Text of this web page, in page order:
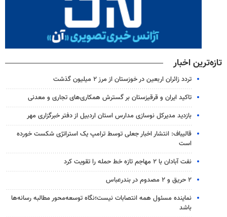
تازه‌ترین اخبار
تردد زائران اربعین در خوزستان از مرز ۲ میلیون گذشت
تاکید ایران و قرقیزستان بر گسترش همکاری‌های تجاری و معدنی
بازدید مدیرکل نوسازی مدارس استان اردبیل از دفتر خبرگزاری مهر
قالیباف: انتشار اخبار جعلی توسط ترامپ یک استراتژی شکست خورده
است
نفت آبادان با ۲ مهاجم تازه خط حمله را تقویت کرد
۲ حریق و ۲ مصدوم در بندرعباس
نماینده مسئول همه انتصابات نیست؛نگاه توسعه‌محور مطالبه رسانه‌ها
باشد